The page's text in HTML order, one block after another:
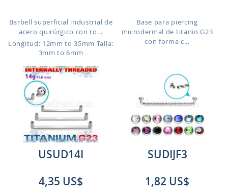
Barbell superficial industrial de
acero quirúrgico con ro...
Longitud: 12mm to 35mm Talla:
3mm to 6mm
Base para piercing
microdermal de titanio G23
con forma c...
USUD14I
4,35 US$
SUDIJF3
1,82 US$